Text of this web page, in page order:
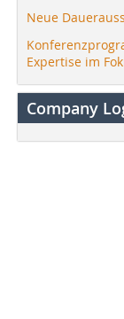
Neue
Expertise im
Company